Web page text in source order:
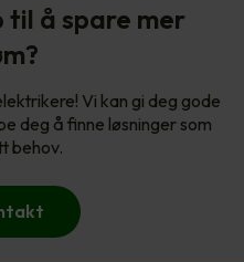
til å spare mer
Vi kan gi deg gode
deg å finne løsninger som
behov.